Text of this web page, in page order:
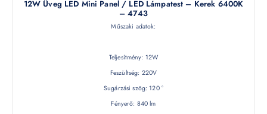
12W Üveg LED Mini Panel / LED Lámpatest – Kerek 6400K
– 4743
Műszaki adatok:
Teljesítmény: 12W
Feszültség: 220V
Sugárzási szög: 120 °
Fényerő: 840 lm